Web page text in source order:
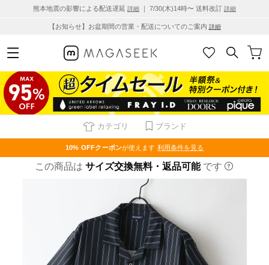
熊本地震の影響による配送遅延 詳細 ｜ 7/30(木)14時〜 送料改訂 詳細
【お知らせ】お盆期間の営業・配送についてのご案内 詳細
カテゴリ ブランド
10% OFFクーポンが使えます 利用条件を見る
この商品は サイズ交換無料・返品可能 です